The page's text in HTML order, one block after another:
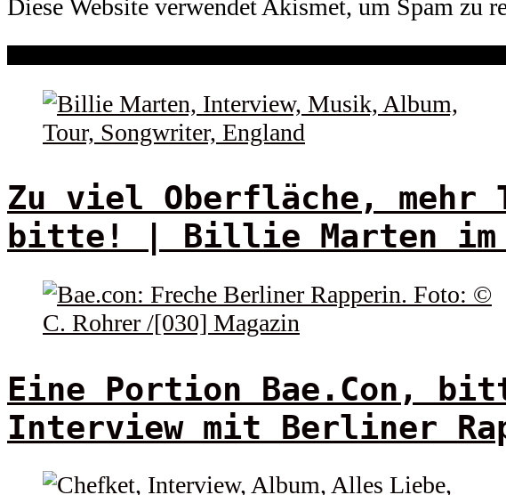
Diese Website verwendet Akismet, um Spam zu
Zu viel Oberfläche, mehr
bitte! | Billie Marten im
Eine Portion Bae.Con,
Interview mit Berliner